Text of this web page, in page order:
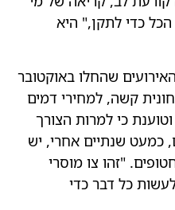
כדי לתקן," היא
שהחלו באוקטובר
קשה, למחירי דמים
וטוענת כי למרות הצורך
כמעט שנתיים אחרי, יש
"זהו צו מוסרי
לעשות כל דבר כדי